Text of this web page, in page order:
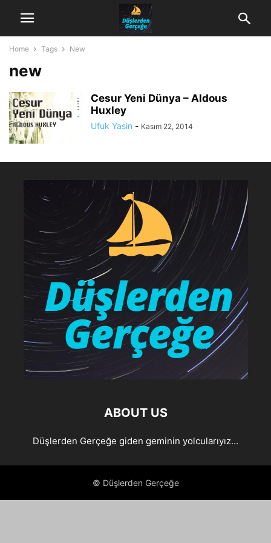
Home Tags New
new
Cesur Yeni Dünya – Aldous
Huxley
Ufuk Yasin - Kasım 22, 2014
ABOUT US
Düşlerden Gerçeğe giden geminin yolcularıyız...
© Düşlerden Gerçeğe